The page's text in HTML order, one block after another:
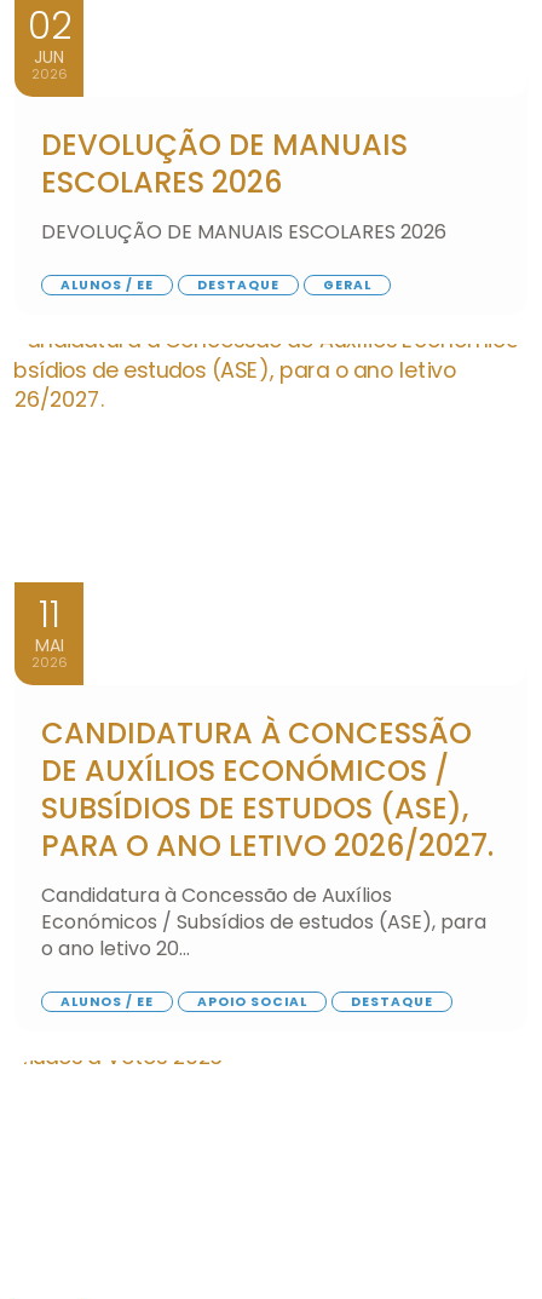
02
JUN
2026
DEVOLUÇÃO DE MANUAIS
ESCOLARES 2026
DEVOLUÇÃO DE MANUAIS ESCOLARES 2026
ALUNOS / EE DESTAQUE GERAL
11
MAI
2026
CANDIDATURA À CONCESSÃO
DE AUXÍLIOS ECONÓMICOS /
SUBSÍDIOS DE ESTUDOS (ASE),
PARA O ANO LETIVO 2026/2027.
Candidatura à Concessão de Auxílios
Económicos / Subsídios de estudos (ASE), para
o ano letivo 20...
ALUNOS / EE APOIO SOCIAL DESTAQUE